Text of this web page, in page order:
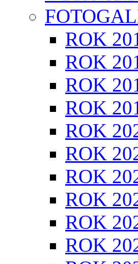
ROK
ROK
ROK
ROK
ROK
ROK
ROK
ROK
ROK
ROK